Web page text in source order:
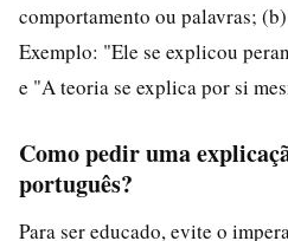
comportamento ou palavras;
Exemplo: "Ele se explicou
e "A teoria se explica por si
Como pedir uma
português?
Para ser educado, evite o